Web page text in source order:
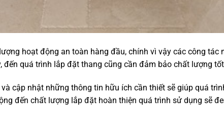
hoạt động an toàn hàng đầu, chính vì vậy các công tác
đến quá trình lắp đặt thang cũng cần đảm bảo chất lượng
cập nhật những thông tin hữu ích cần thiết sẽ giúp quá
đến chất lượng lắp đặt hoàn thiện quá trình sử dụng sẽ